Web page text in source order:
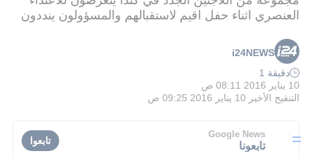
العنصري اثناء حفل اقيم لاستقبالهم والمسؤولون ينددون
i24NEWS
دقيقة 1
10 يناير 2016 08:11 ص
التنقيح الأخير 10 يناير 2016 09:25 ص
Google News
تابعونا تابعوا